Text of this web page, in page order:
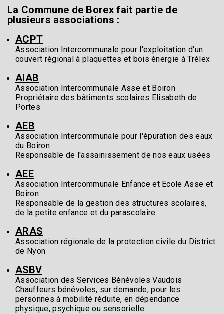
La Commune de Borex fait partie de
plusieurs associations :
ACPT
Association Intercommunale pour l'exploitation d'un
couvert régional à plaquettes et bois énergie à Trélex
AIAB
Association Intercommunale Asse et Boiron
Propriétaire des bâtiments scolaires Elisabeth de
Portes
AEB
Association Intercommunale pour l'épuration des eaux
du Boiron
Responsable de l'assainissement de nos eaux usées
AEE
Association Intercommunale Enfance et Ecole Asse et
Boiron
Responsable de la gestion des structures scolaires,
de la petite enfance et du parascolaire
ARAS
Association régionale de la protection civile du District
de Nyon
ASBV
Association des Services Bénévoles Vaudois
Chauffeurs bénévoles, sur demande, pour les
personnes à mobilité réduite, en dépendance
physique, psychique ou sensorielle